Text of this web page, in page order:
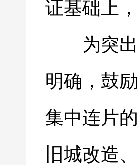
证基础上
为突出
明确，鼓
集中连片
旧城改造